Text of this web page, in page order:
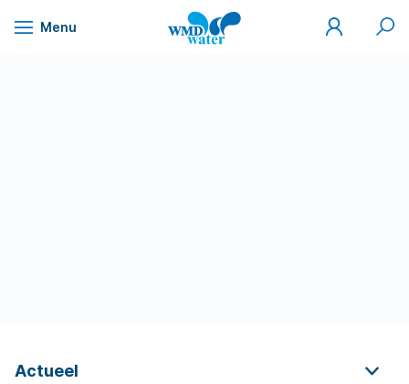
Naar
Menu
WMD
Drinkwater
Mijn
WMD
Zoek
Actueel